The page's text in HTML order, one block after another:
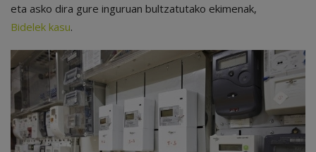
eta asko dira gure inguruan bultzatutako ekimenak,
Bidelek kasu.